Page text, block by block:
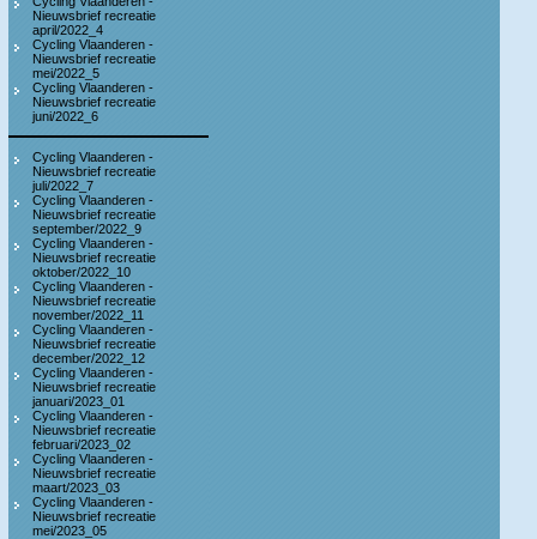
Nieuwsbrief recreatie
april/2022_4
Cycling Vlaanderen -
Nieuwsbrief recreatie
mei/2022_5
Cycling Vlaanderen -
Nieuwsbrief recreatie
juni/2022_6
Cycling Vlaanderen -
Nieuwsbrief recreatie
juli/2022_7
Cycling Vlaanderen -
Nieuwsbrief recreatie
september/2022_9
Cycling Vlaanderen -
Nieuwsbrief recreatie
oktober/2022_10
Cycling Vlaanderen -
Nieuwsbrief recreatie
november/2022_11
Cycling Vlaanderen -
Nieuwsbrief recreatie
december/2022_12
Cycling Vlaanderen -
Nieuwsbrief recreatie
januari/2023_01
Cycling Vlaanderen -
Nieuwsbrief recreatie
februari/2023_02
Cycling Vlaanderen -
Nieuwsbrief recreatie
maart/2023_03
Cycling Vlaanderen -
Nieuwsbrief recreatie
mei/2023_05